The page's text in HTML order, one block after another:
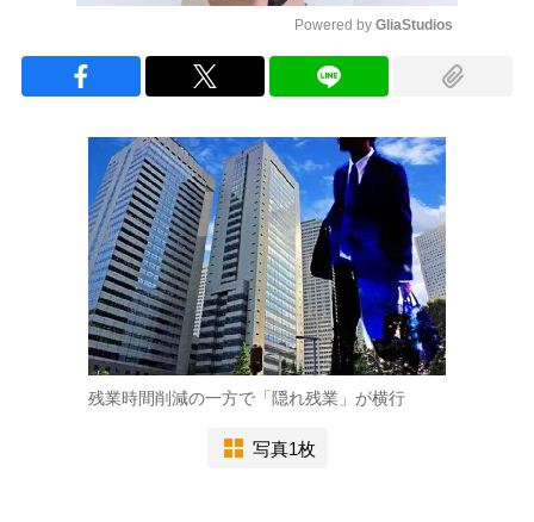
Powered by GliaStudios
残業時間削減の一方で「隠れ残業」が横行
写真1枚